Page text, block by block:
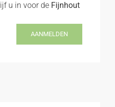
u in voor de Fijnhout
AANMELDEN